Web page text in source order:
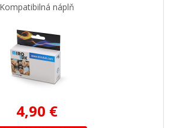
Kompatibilná náplň
4,90 €